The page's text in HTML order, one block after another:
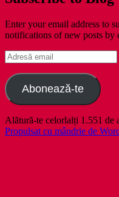
Enter your email address to
notifications of new posts by
Adresă
email
Abonează-te
Alătură-te celorlalți 1.551 de
Propulsat cu mândrie de